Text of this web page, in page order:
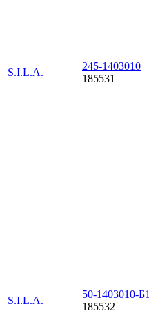
S.I.L.A.
245-1403010
185531
S.I.L.A.
50-1403010-Б1
185532